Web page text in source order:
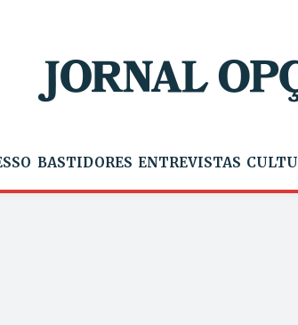
BASTIDORES ENTREVISTAS